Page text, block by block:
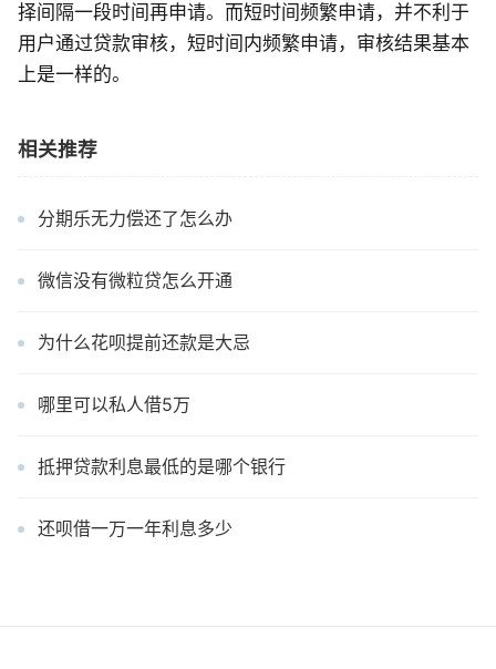
择间隔一段时间再申请。而短时间频繁申请，并不利于
用户通过贷款审核，短时间内频繁申请，审核结果基本
上是一样的。
相关推荐
分期乐无力偿还了怎么办
微信没有微粒贷怎么开通
为什么花呗提前还款是大忌
哪里可以私人借5万
抵押贷款利息最低的是哪个银行
还呗借一万一年利息多少